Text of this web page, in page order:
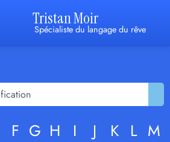
Tristan Moir
Spécialiste du langage du rêve
F G H I J K L M